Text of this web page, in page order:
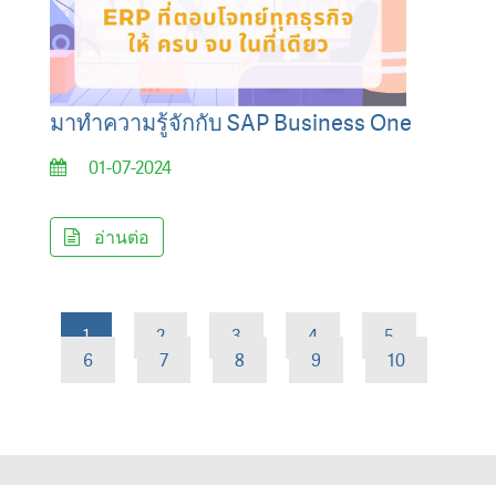
มาทำความรู้จักกับ SAP Business One
01-07-2024
อ่านต่อ
1 2 3 4
5
6
7 8 9 10